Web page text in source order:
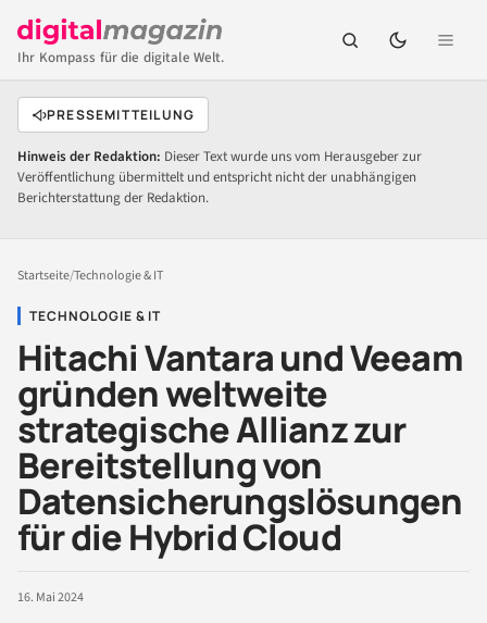
Ihr Kompass für die digitale Welt.
PRESSEMITTEILUNG
Hinweis der Redaktion: Dieser Text wurde uns vom Herausgeber zur
Veröffentlichung übermittelt und entspricht nicht der unabhängigen
Berichterstattung der Redaktion.
Startseite/Technologie & IT
TECHNOLOGIE & IT
Hitachi Vantara und Veeam
gründen weltweite
strategische Allianz zur
Bereitstellung von
Datensicherungslösungen
für die Hybrid Cloud
16. Mai 2024